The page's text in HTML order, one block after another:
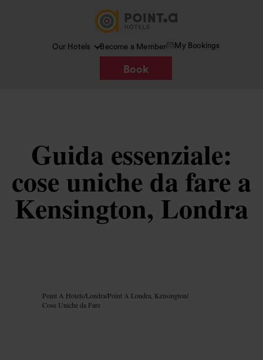
Our Hotels Become a Member My Bookings
Book
Guida essenziale:
cose uniche da fare a
Kensington, Londra
Point A Hotels/Londra/Point A Londra, Kensington/
Cose Uniche da Fare